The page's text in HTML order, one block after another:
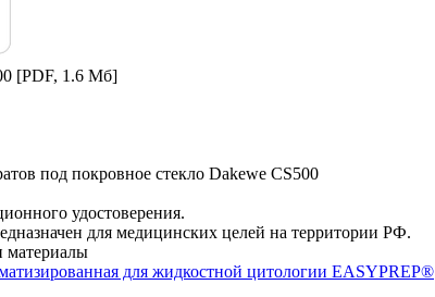
[PDF, 1.6 Мб]
под покровное стекло Dakewe CS500
удостоверения.
для медицинских целей на территории РФ.
материалы
для жидкостной цитологии EASYPREP®